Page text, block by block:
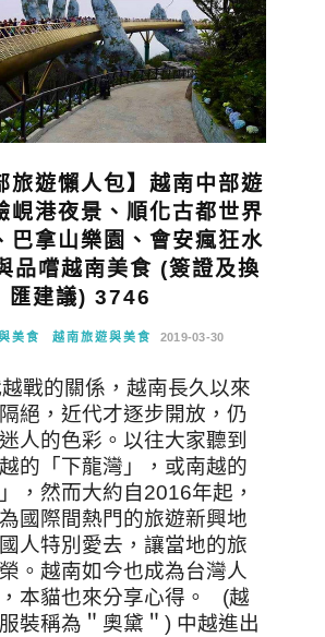
旅遊懶人包】越南中部遊
峴港夜景、順化古都世界
巴拿山樂園、會安瘋狂水
品嚐越南美食 (簽證及換
匯建議) 3746
美食 越南旅遊與美食 2019-03-30
戰的關係，越南長久以來
絕，近代才逐步開放，仍
人的色彩。以往大家聽到
的「下龍灣」，或南越的
，然而大約自2016年起，
國際間熱門的旅遊新興地
人特別愛去，讓當地的旅
。越南如今也成為台灣人
本貓也來分享心得。 (越
裝稱為＂奧黛＂) 中越進出